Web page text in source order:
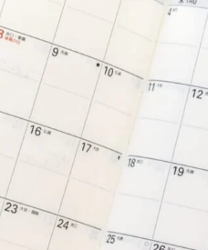
③日記
»
）
内
容